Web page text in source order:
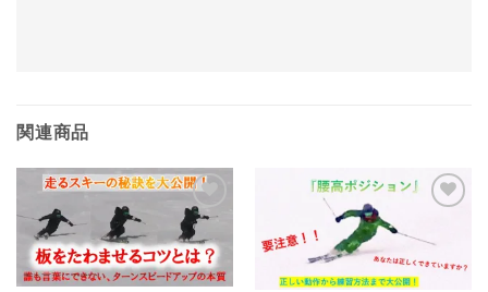
関連商品
お気
に入
り商
品に
追加
品に